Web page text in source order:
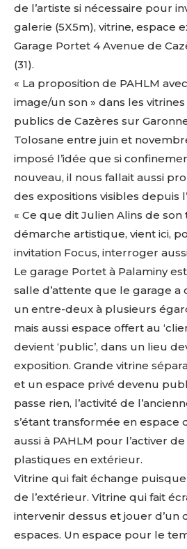
de l’artiste si nécessaire pour
galerie (5X5m), vitrine, espace
Garage Portet 4 Avenue de
(31).
« La proposition de PAHLM
image/un son » dans les
publics de Cazères sur
Tolosane entre juin et
imposé l’idée que si
nouveau, il nous fallait aussi
des expositions visibles depuis
« Ce que dit Julien Alins de son
démarche artistique, vient ici,
invitation Focus, interroger
Le garage Portet à Palaminy
salle d’attente que le garage a
un entre-deux à plusieurs
mais aussi espace offert au
devient ‘public’, dans un lieu
exposition. Grande vitrine
et un espace privé devenu
passe rien, l’activité de
s’étant transformée en espace
aussi à PAHLM pour l’activer
plastiques en extérieur.
Vitrine qui fait échange
de l’extérieur. Vitrine qui fait
intervenir dessus et jouer d’un
espaces. Un espace pour le